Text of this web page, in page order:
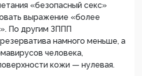
«безопасный секс»
выражение «более
По другим ЗППП
намного меньше, а
человека,
кожи — нулевая.